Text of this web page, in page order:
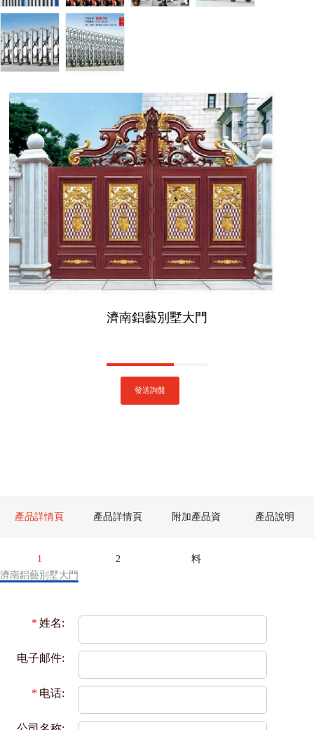
濟南鋁藝別墅大門
發送詢盤
產品詳情頁
1
產品詳情頁
2
附加產品資
料
產品說明
濟南鋁藝別墅大門
* 姓名:
电子邮件:
* 电话: